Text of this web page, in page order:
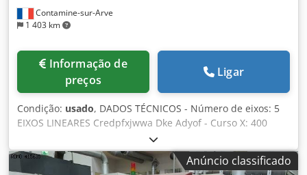
Contamine-sur-Arve
1 403 km
preços
Ligar
Condição: usado, DADOS TÉCNICOS - Número de eixos: 5
EIXOS LINEARES Credpfxjwwa Dke Adyof - Curso X: 400
[mm] - Curso Y: 250 [mm] - Curso Z: 250 [mm] - Velocidade
de avanço rápido: 24 [m/min] - Resolução: 0,0001 [graus]
SUPORTE DE REBOLO MANDRIL VERTICAL - Eixo C: 225
Anúncio classificado